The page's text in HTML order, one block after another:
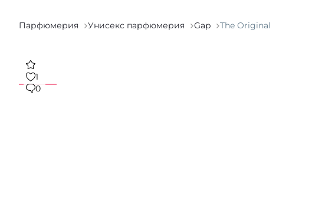
Парфюмерия Унисекс парфюмерия Gap The Original
1
0